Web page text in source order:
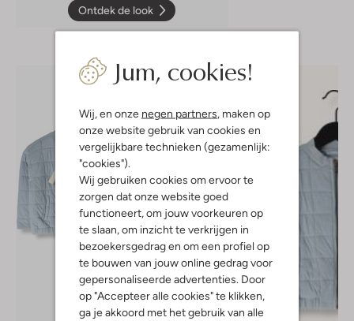
Jum, cookies!
Wij, en onze negen partners, maken op
onze website gebruik van cookies en
vergelijkbare technieken (gezamenlijk:
"cookies").
Wij gebruiken cookies om ervoor te
zorgen dat onze website goed
functioneert, om jouw voorkeuren op
te slaan, om inzicht te verkrijgen in
bezoekersgedrag en om een profiel op
te bouwen van jouw online gedrag voor
gepersonaliseerde advertenties. Door
op "Accepteer alle cookies" te klikken,
ga je akkoord met het gebruik van alle
Ontdek de look